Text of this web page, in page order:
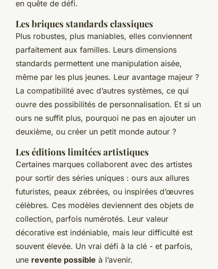
en quête de défi.
Les briques standards classiques
Plus robustes, plus maniables, elles conviennent
parfaitement aux familles. Leurs dimensions
standards permettent une manipulation aisée,
même par les plus jeunes. Leur avantage majeur ?
La compatibilité avec d’autres systèmes, ce qui
ouvre des possibilités de personnalisation. Et si un
ours ne suffit plus, pourquoi ne pas en ajouter un
deuxième, ou créer un petit monde autour ?
Les éditions limitées artistiques
Certaines marques collaborent avec des artistes
pour sortir des séries uniques : ours aux allures
futuristes, peaux zébrées, ou inspirées d’œuvres
célèbres. Ces modèles deviennent des objets de
collection, parfois numérotés. Leur valeur
décorative est indéniable, mais leur difficulté est
souvent élevée. Un vrai défi à la clé - et parfois,
une revente possible à l’avenir.